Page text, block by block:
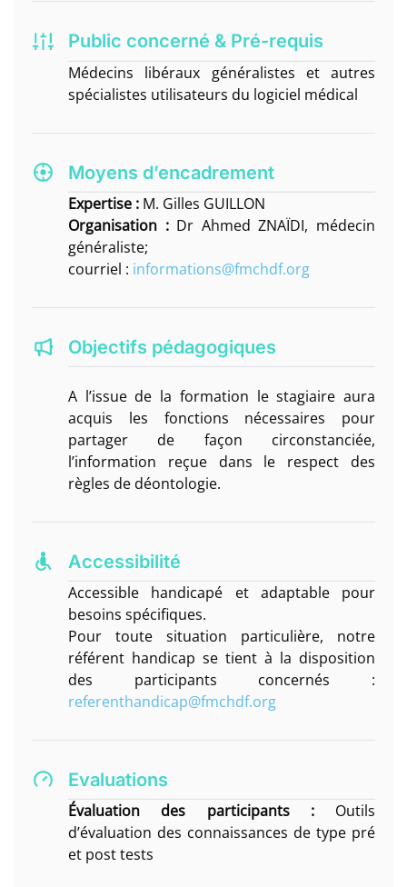
Public concerné & Pré-requis
Médecins libéraux généralistes et autres
spécialistes utilisateurs du logiciel médical
Moyens d’encadrement
Expertise : M. Gilles GUILLON
Organisation :Dr Ahmed ZNAÏDI, médecin
généraliste;
courriel : informations@fmchdf.org
Objectifs pédagogiques
A l’issue de la formation le stagiaire aura
acquis les fonctions nécessaires pour
partager de façon circonstanciée,
l’information reçue dans le respect des
règles de déontologie.
Accessibilité
Accessible handicapé et adaptable pour
besoins spécifiques.
Pour toute situation particulière, notre
référent handicap se tient à la disposition
des participants concernés :
referenthandicap@fmchdf.org
Evaluations
Évaluation des participants :Outils
d’évaluation des connaissances de type pré
et post tests